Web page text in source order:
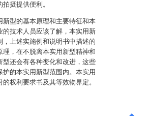
摄提供便利。
新型的基本原理和主要特征和本
的技术人员应该了解，本实用新
上述实施例和说明书中描述的
理，在不脱离本实用新型精神和
型还会有各种变化和改进，这些
的本实用新型范围内。本实用
权利要求书及其等效物界定。